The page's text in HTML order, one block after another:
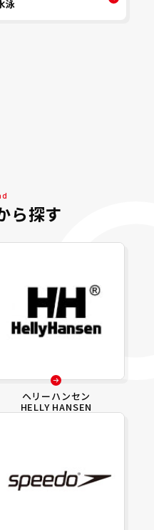
泳
ら探す
ヘリーハンセン
HELLY HANSEN